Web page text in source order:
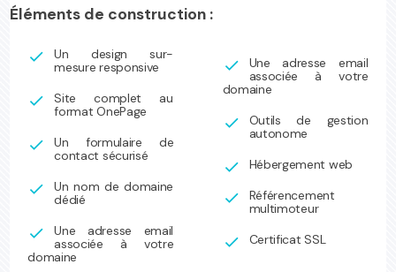
Éléments de construction :
check
Un design sur-
mesure responsive
check
Site complet au
format OnePage
check
Un formulaire de
contact sécurisé
check
Un nom de domaine
dédié
check
Une adresse email
associée à votre
domaine
check
Une adresse email
associée à votre
domaine
check
Outils de gestion
autonome
check Hébergement web
check
Référencement
multimoteur
check Certificat SSL